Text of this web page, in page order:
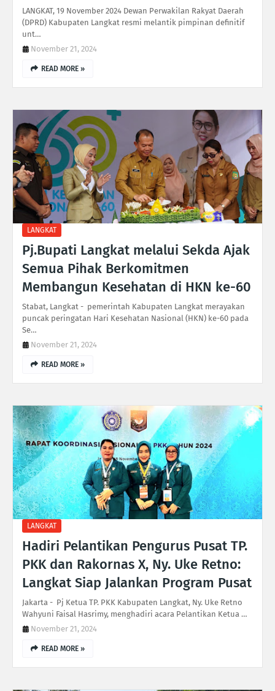
LANGKAT, 19 November 2024 Dewan Perwakilan Rakyat Daerah
(DPRD) Kabupaten Langkat resmi melantik pimpinan definitif
unt…
November 21, 2024
READ MORE »
LANGKAT
Pj.Bupati Langkat melalui Sekda Ajak
Semua Pihak Berkomitmen
Membangun Kesehatan di HKN ke-60
Stabat, Langkat - pemerintah Kabupaten Langkat merayakan
puncak peringatan Hari Kesehatan Nasional (HKN) ke-60 pada
Se…
November 21, 2024
READ MORE »
LANGKAT
Hadiri Pelantikan Pengurus Pusat TP.
PKK dan Rakornas X, Ny. Uke Retno:
Langkat Siap Jalankan Program Pusat
Jakarta - Pj Ketua TP. PKK Kabupaten Langkat, Ny. Uke Retno
Wahyuni Faisal Hasrimy, menghadiri acara Pelantikan Ketua …
November 21, 2024
READ MORE »